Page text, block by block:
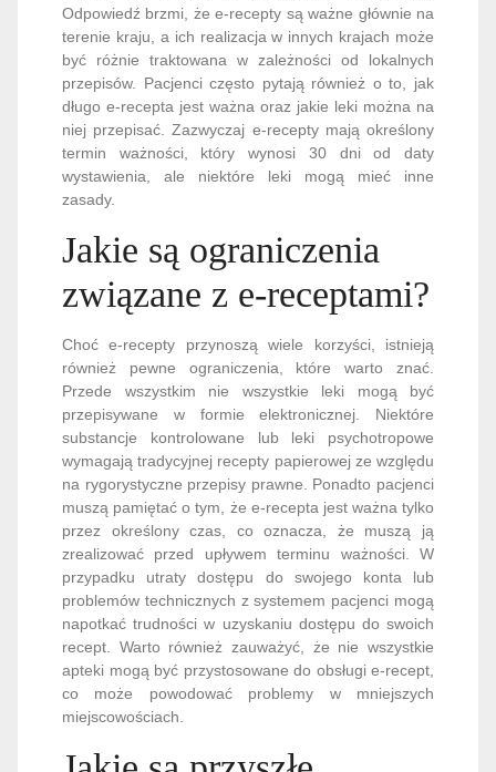
Odpowiedź brzmi, że e-recepty są ważne głównie na
terenie kraju, a ich realizacja w innych krajach może
być różnie traktowana w zależności od lokalnych
przepisów. Pacjenci często pytają również o to, jak
długo e-recepta jest ważna oraz jakie leki można na
niej przepisać. Zazwyczaj e-recepty mają określony
termin ważności, który wynosi 30 dni od daty
wystawienia, ale niektóre leki mogą mieć inne
zasady.
Jakie są ograniczenia
związane z e-receptami?
Choć e-recepty przynoszą wiele korzyści, istnieją
również pewne ograniczenia, które warto znać.
Przede wszystkim nie wszystkie leki mogą być
przepisywane w formie elektronicznej. Niektóre
substancje kontrolowane lub leki psychotropowe
wymagają tradycyjnej recepty papierowej ze względu
na rygorystyczne przepisy prawne. Ponadto pacjenci
muszą pamiętać o tym, że e-recepta jest ważna tylko
przez określony czas, co oznacza, że muszą ją
zrealizować przed upływem terminu ważności. W
przypadku utraty dostępu do swojego konta lub
problemów technicznych z systemem pacjenci mogą
napotkać trudności w uzyskaniu dostępu do swoich
recept. Warto również zauważyć, że nie wszystkie
apteki mogą być przystosowane do obsługi e-recept,
co może powodować problemy w mniejszych
miejscowościach.